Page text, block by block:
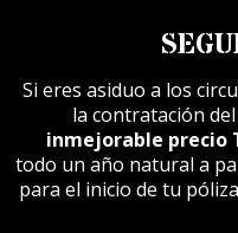
Si eres asiduo a los
la contratación
inmejorable precio
todo un año natural a
para el inicio de tu